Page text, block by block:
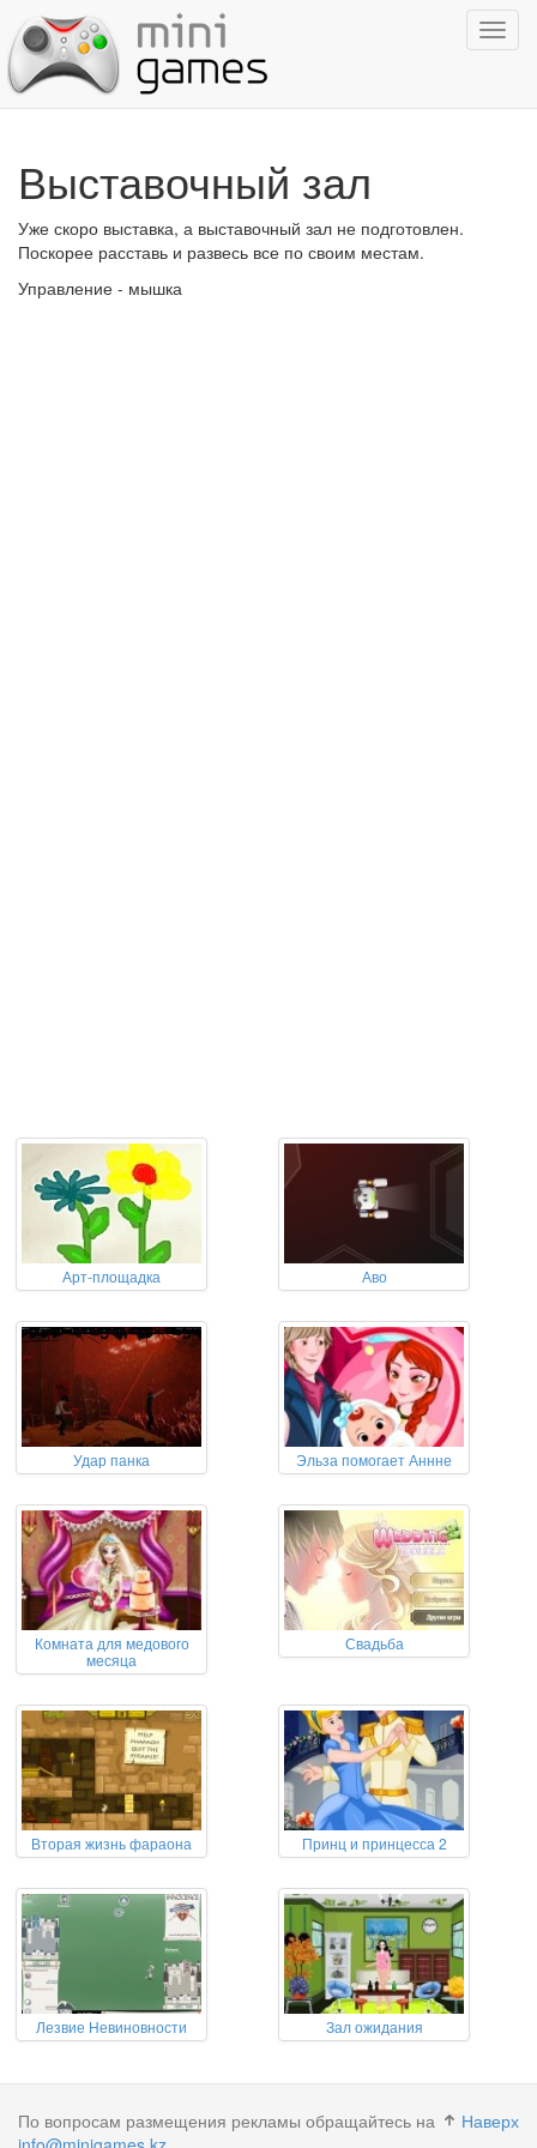
Выставочный зал
Уже скоро выставка, а выставочный зал не подготовлен.
Поскорее расставь и развесь все по своим местам.
Управление - мышка
Арт-площадка Аво
Удар панка Эльза помогает Аннне
Комната для медового
месяца
Свадьба
Вторая жизнь фараона Принц и принцесса 2
Лезвие Невиновности Зал ожидания
Наверх
По вопросам размещения рекламы обращайтесь на